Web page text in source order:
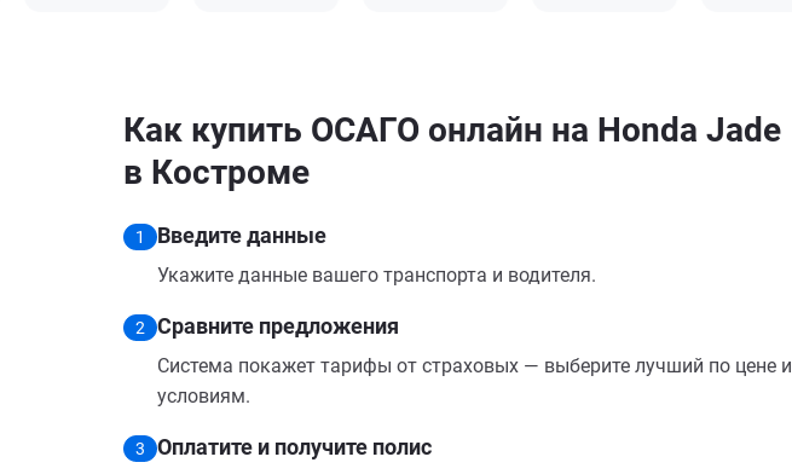
Как купить ОСАГО онлайн на Honda Jade
в Костроме
1 Введите данные
Укажите данные вашего транспорта и водителя.
2 Сравните предложения
Система покажет тарифы от страховых — выберите лучший по цене и
условиям.
3 Оплатите и получите полис